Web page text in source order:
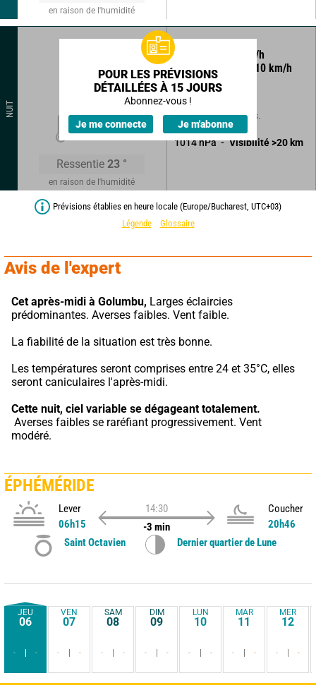
en raison de l'humidité
NUIT
20°
Ressentie 23 °
en raison de l'humidité
km/h
Rafales à
10 km/h
Ciel clair.
Sans précipitations.
1014hPa Visibilité >20 km
POUR LES PRÉVISIONS
DÉTAILLÉES À 15 JOURS
Abonnez-vous !
Je me connecte Je m'abonne
Prévisions établies en heure locale (Europe/Bucharest, UTC+03)
Légende
Glossaire
Avis de l'expert
Cet après-midi à Golumbu, Larges éclaircies
prédominantes. Averses faibles. Vent faible.
La fiabilité de la situation est très bonne.
Les températures seront comprises entre 24 et 35°C, elles
seront caniculaires l'après-midi.
Cette nuit, ciel variable se dégageant totalement.
modéré.
ÉPHÉMÉRIDE
Lever
06h15
14:30
-3 min
Coucher
20h46
Saint Octavien
Dernier quartier de Lune
JEU
06
- -
VEN
07
- -
SAM
08
- -
DIM
09
- -
LUN
10
- -
MAR
11
- -
MER
12
- -